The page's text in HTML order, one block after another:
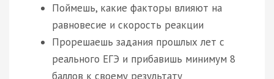
Поймешь, какие факторы влияют на
равновесие и скорость реакции
Прорешаешь задания прошлых лет с
реального ЕГЭ и прибавишь минимум 8
баллов к своему результату